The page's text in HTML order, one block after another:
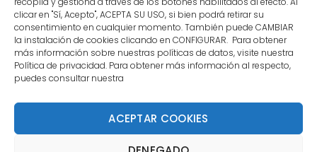
clicar en "Sí, Acepto", ACEPTA SU USO, si bien podrá retirar su
consentimiento en cualquier momento. También puede CAMBIAR
la instalación de cookies clicando en CONFIGURAR. Para obtener
más información sobre nuestras políticas de datos, visite nuestra
Política de privacidad. Para obtener más información al respecto,
puedes consultar nuestra
ACEPTAR COOKIES
MENÚ PRINCIPAL
MI CUENTA
DOCUMENTACIÓN